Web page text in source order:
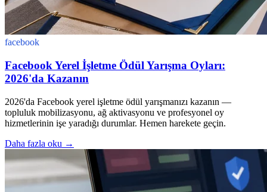
facebook
Facebook Yerel İşletme Ödül Yarışma Oyları:
2026'da Kazanın
2026'da Facebook yerel işletme ödül yarışmanızı kazanın —
topluluk mobilizasyonu, ağ aktivasyonu ve profesyonel oy
hizmetlerinin işe yaradığı durumlar. Hemen harekete geçin.
Daha fazla oku →